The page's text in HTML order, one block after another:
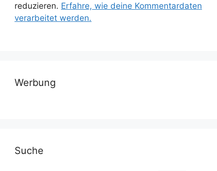
reduzieren. Erfahre, wie deine Kommentardaten
verarbeitet werden.
Werbung
Suche